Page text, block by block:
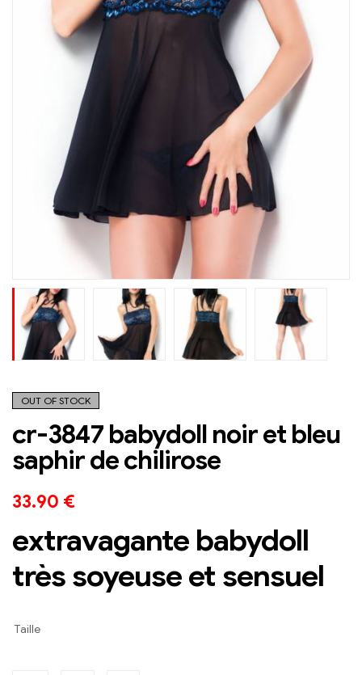
OUT OF STOCK
cr-3847 babydoll noir et bleu
saphir de chilirose
33.90 €
extravagante babydoll
très soyeuse et sensuel
Taille